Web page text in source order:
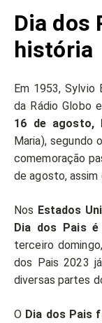
Dia dos
história
Em 1953, Sylvio
da Rádio Globo
16 de agosto,
Maria), segundo
comemoração
de agosto, assim
Nos Estados
Dia dos Pais
terceiro
dos Pais 2023
diversas partes
O Dia dos Pais